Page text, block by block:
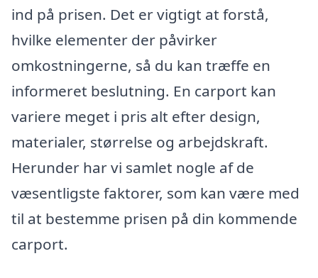
ind på prisen. Det er vigtigt at forstå,
hvilke elementer der påvirker
omkostningerne, så du kan træffe en
informeret beslutning. En carport kan
variere meget i pris alt efter design,
materialer, størrelse og arbejdskraft.
Herunder har vi samlet nogle af de
væsentligste faktorer, som kan være med
til at bestemme prisen på din kommende
carport.